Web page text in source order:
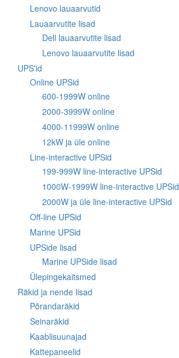
Lenovo lauaarvutid
Lauaarvutite lisad
Dell lauaarvutite lisad
Lenovo lauaarvutite lisad
UPS'id
Online UPSid
600-1999W online
2000-3999W online
4000-11999W online
12kW ja üle online
Line-interactive UPSid
199-999W line-interactive UPSid
1000W-1999W line-interactive UPSid
2000W ja üle line-interactive UPSid
Off-line UPSid
Marine UPSid
UPSide lisad
Marine UPSide lisad
Ülepingekaitsmed
Räkid ja nende lisad
Põrandaräkid
Seinaräkid
Kaablisuunajad
Kattepaneelid